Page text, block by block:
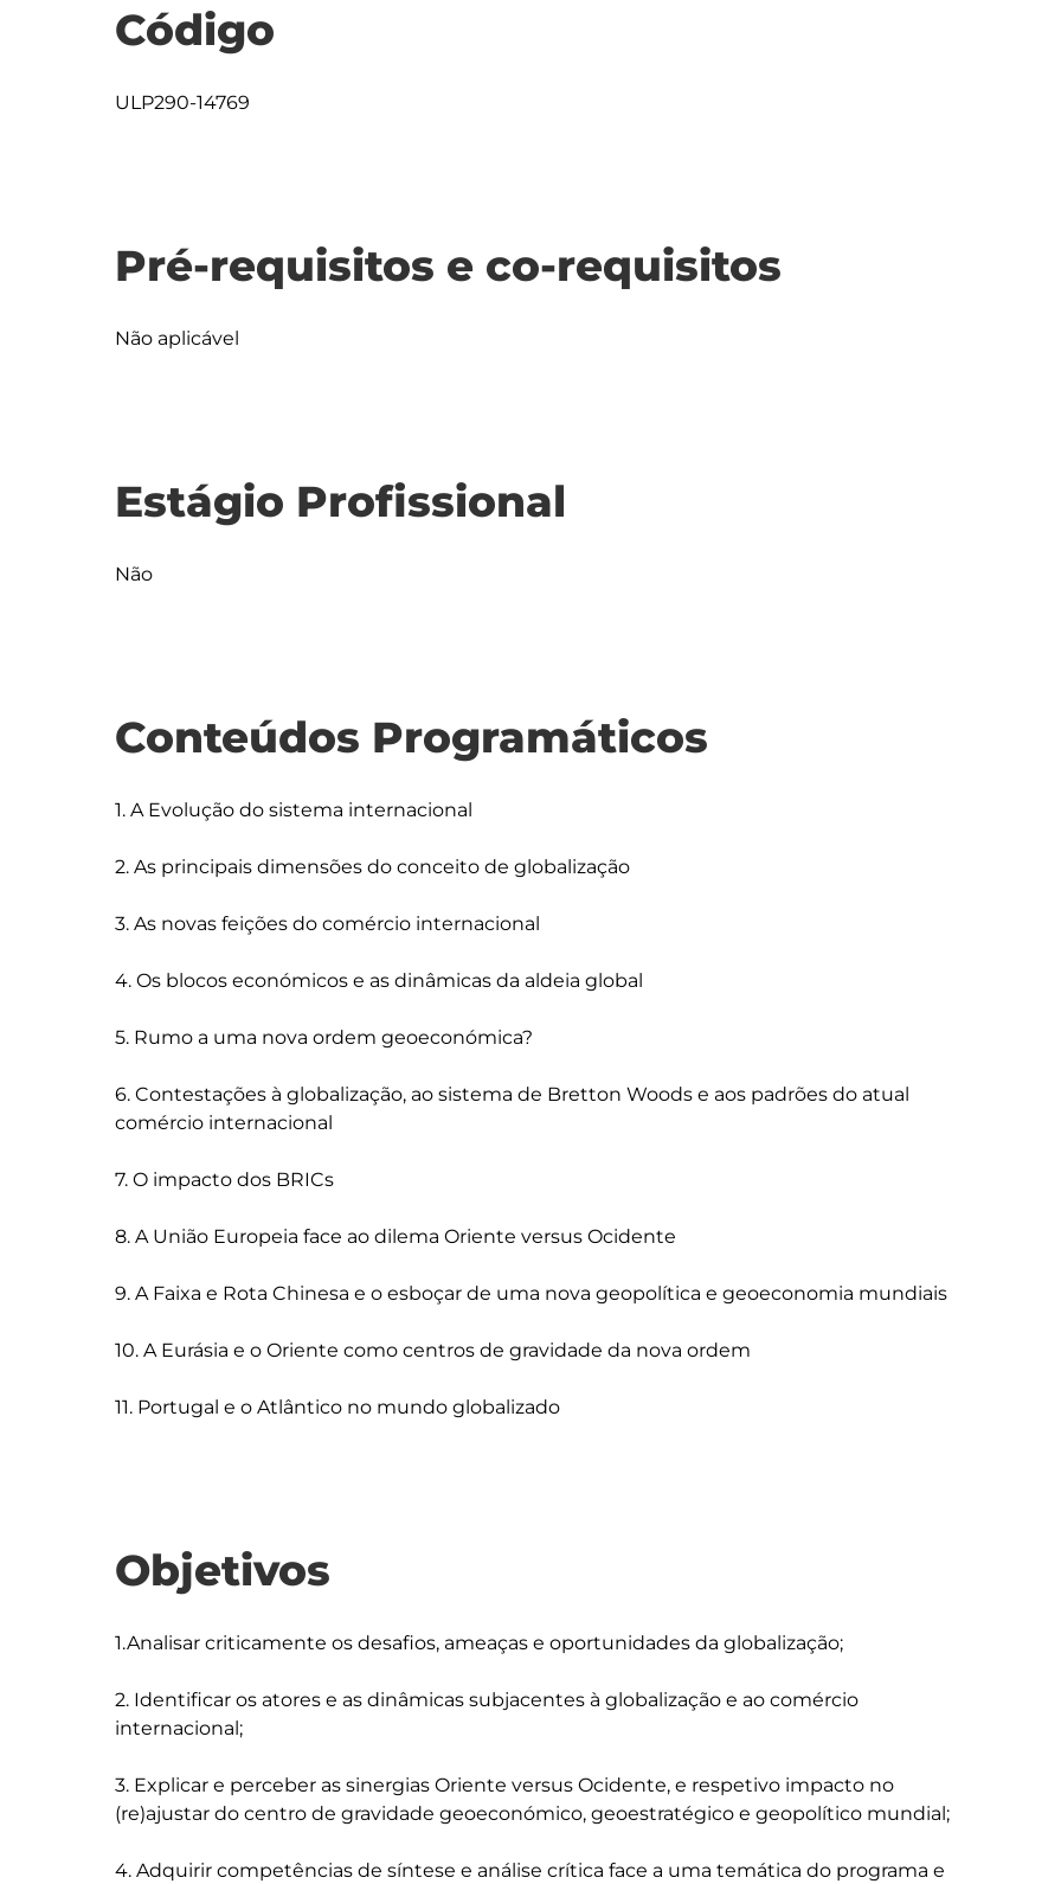
Código
ULP290-14769
Pré-requisitos e co-requisitos
Não aplicável
Estágio Profissional
Não
Conteúdos Programáticos
1. A Evolução do sistema internacional
2. As principais dimensões do conceito de globalização
3. As novas feições do comércio internacional
4. Os blocos económicos e as dinâmicas da aldeia global
5. Rumo a uma nova ordem geoeconómica?
6. Contestações à globalização, ao sistema de Bretton Woods e aos padrões do atual
comércio internacional
7. O impacto dos BRICs
8. A União Europeia face ao dilema Oriente versus Ocidente
9. A Faixa e Rota Chinesa e o esboçar de uma nova geopolítica e geoeconomia mundiais
10. A Eurásia e o Oriente como centros de gravidade da nova ordem
Objetivos
1.Analisar criticamente os desafios, ameaças e oportunidades da globalização;
2. Identificar os atores e as dinâmicas subjacentes à globalização e ao comércio
internacional;
3. Explicar e perceber as sinergias Oriente versus Ocidente, e respetivo impacto no
(re)ajustar do centro de gravidade geoeconómico, geoestratégico e geopolítico mundial;
4. Adquirir competências de síntese e análise crítica face a uma temática do programa e